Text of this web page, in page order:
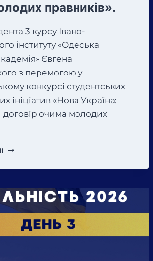
правників».
3 курсу Івано-
інституту «Одеська
Євгена
з перемогою у
конкурсі студентських
ініціатив «Нова Україна:
договір очима молодих
ВІТАЄМО
3
ІВАНО-
ФРАНКІВСЬКОГО
«ОДЕСЬКА
ЮРИДИЧНА